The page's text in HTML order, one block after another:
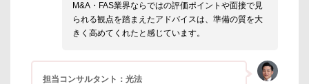
M&A・FAS業界ならではの評価ポイントや面接で見
られる観点を踏まえたアドバイスは、準備の質を大
きく高めてくれたと感じています。
担当コンサルタント：光法